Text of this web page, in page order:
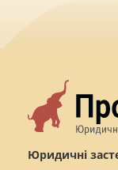
Юридичні